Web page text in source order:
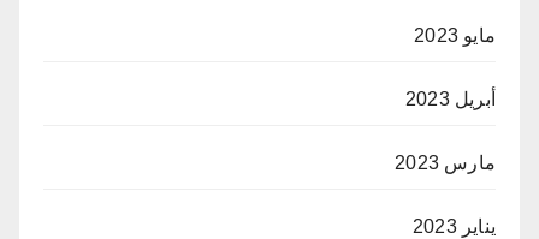
مايو 2023
أبريل 2023
مارس 2023
يناير 2023